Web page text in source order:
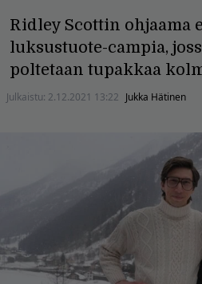
Ridley Scottin ohjaama
luksustuote-campia,
poltetaan tupakkaa
Julkaistu: 2.12.2021 13:22 Jukka Hätinen